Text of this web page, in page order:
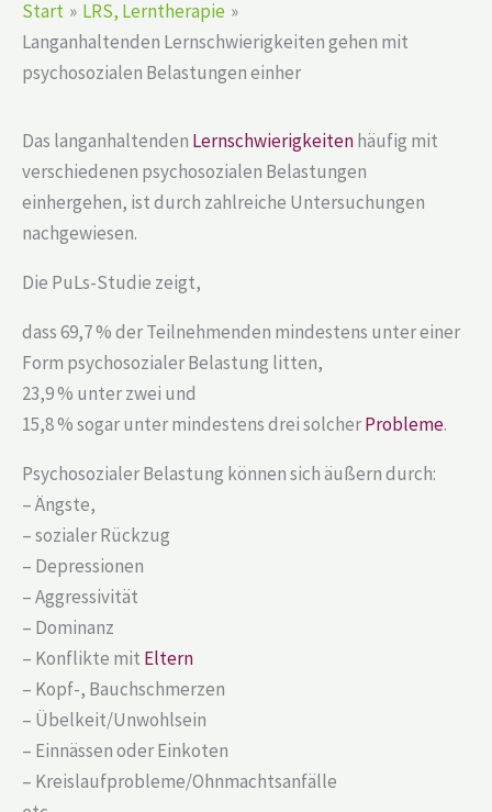
Start
LRS, Lerntherapie
Langanhaltenden Lernschwierigkeiten gehen mit
psychosozialen Belastungen einher
Das langanhaltenden Lernschwierigkeitenhäufig mit
verschiedenen psychosozialen Belastungen
einhergehen, ist durch zahlreiche Untersuchungen
nachgewiesen.
Die PuLs-Studie zeigt,
dass 69,7 % der Teilnehmenden mindestens unter einer
Form psychosozialer Belastung litten,
23,9 % unter zwei und
15,8 % sogar unter mindestens drei solcherProbleme.
Psychosozialer Belastung können sich äußern durch:
– Ängste,
– sozialer Rückzug
– Depressionen
– Aggressivität
– Dominanz
– Konflikte mit Eltern
– Kopf-, Bauchschmerzen
– Übelkeit/Unwohlsein
– Einnässen oder Einkoten
– Kreislaufprobleme/Ohnmachtsanfälle